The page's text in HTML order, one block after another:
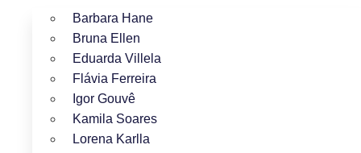
Barbara Hane
Bruna Ellen
Eduarda Villela
Flávia Ferreira
Igor Gouvê
Kamila Soares
Lorena Karlla